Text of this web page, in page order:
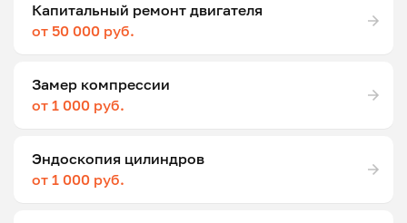
Капитальный ремонт двигателя
от 50 000 руб.
Замер компрессии
от 1 000 руб.
Эндоскопия цилиндров
от 1 000 руб.